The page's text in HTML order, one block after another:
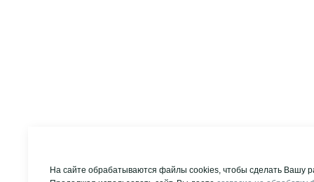
На сайте обрабатываются файлы cookies, чтобы сделать Вашу